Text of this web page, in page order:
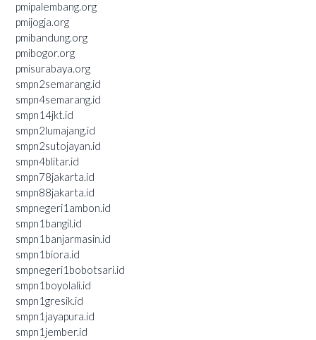
pmipalembang.org
pmijogja.org
pmibandung.org
pmibogor.org
pmisurabaya.org
smpn2semarang.id
smpn4semarang.id
smpn14jkt.id
smpn2lumajang.id
smpn2sutojayan.id
smpn4blitar.id
smpn78jakarta.id
smpn88jakarta.id
smpnegeri1ambon.id
smpn1bangil.id
smpn1banjarmasin.id
smpn1biora.id
smpnegeri1bobotsari.id
smpn1boyolali.id
smpn1gresik.id
smpn1jayapura.id
smpn1jember.id